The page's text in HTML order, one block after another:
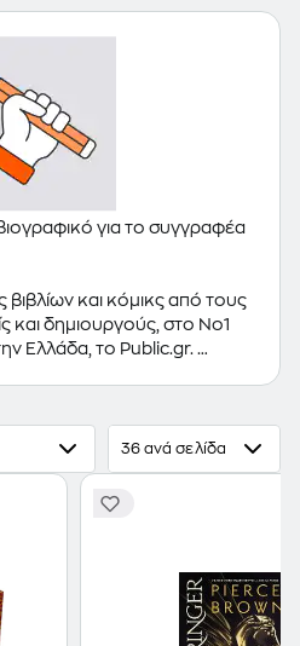
για το συγγραφέα
βιβλίων και κόμικς από τους
και δημιουργούς, στο Νο1
Ελλάδα, το Public.gr.
,Κόμικς
36 ανά σελίδα